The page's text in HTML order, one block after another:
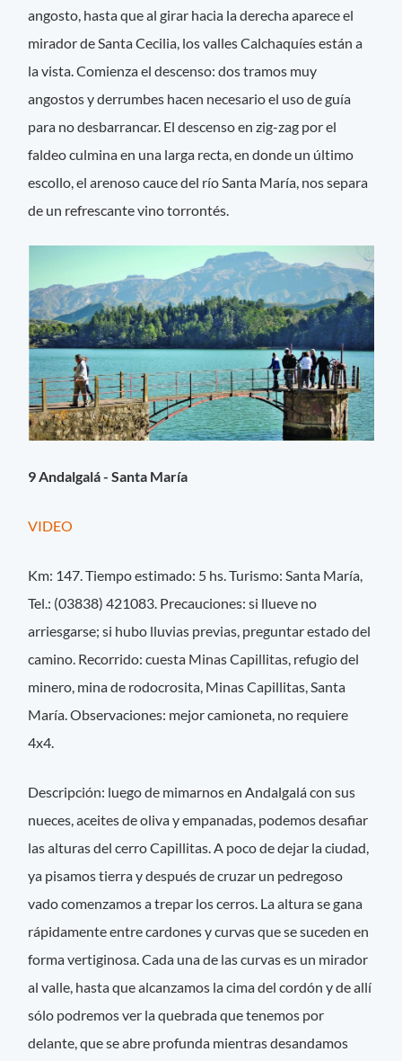
angosto, hasta que al girar hacia la derecha aparece el
mirador de Santa Cecilia, los valles Calchaquíes están a
la vista. Comienza el descenso: dos tramos muy
angostos y derrumbes hacen necesario el uso de guía
para no desbarrancar. El descenso en zig-zag por el
faldeo culmina en una larga recta, en donde un último
escollo, el arenoso cauce del río Santa María, nos separa
de un refrescante vino torrontés.
9 Andalgalá - Santa María
VIDEO
Km: 147. Tiempo estimado: 5 hs. Turismo: Santa María,
Tel.: (03838) 421083. Precauciones: si llueve no
arriesgarse; si hubo lluvias previas, preguntar estado del
camino. Recorrido: cuesta Minas Capillitas, refugio del
minero, mina de rodocrosita, Minas Capillitas, Santa
María. Observaciones: mejor camioneta, no requiere
4x4.
Descripción: luego de mimarnos en Andalgalá con sus
nueces, aceites de oliva y empanadas, podemos desafiar
las alturas del cerro Capillitas. A poco de dejar la ciudad,
ya pisamos tierra y después de cruzar un pedregoso
vado comenzamos a trepar los cerros. La altura se gana
rápidamente entre cardones y curvas que se suceden en
forma vertiginosa. Cada una de las curvas es un mirador
al valle, hasta que alcanzamos la cima del cordón y de allí
sólo podremos ver la quebrada que tenemos por
delante, que se abre profunda mientras desandamos